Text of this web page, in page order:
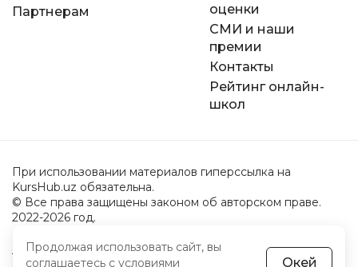
Партнерам
оценки
СМИ и наши
премии
Контакты
Рейтинг онлайн-
школ
При использовании материалов гиперссылка на
KursHub.uz обязательна.
© Все права защищены законом об авторском праве.
2022-2026 год.
Пользовательское соглашение
Продолжая использовать сайт, вы
соглашаетесь с условиями Окей